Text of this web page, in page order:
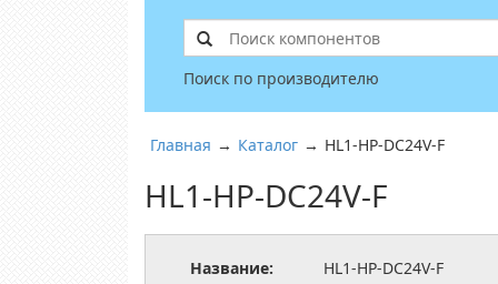
Поиск по производителю
Главная → Каталог → HL1-HP-DC24V-F
HL1-HP-DC24V-F
Название:
HL1-HP-DC24V-F